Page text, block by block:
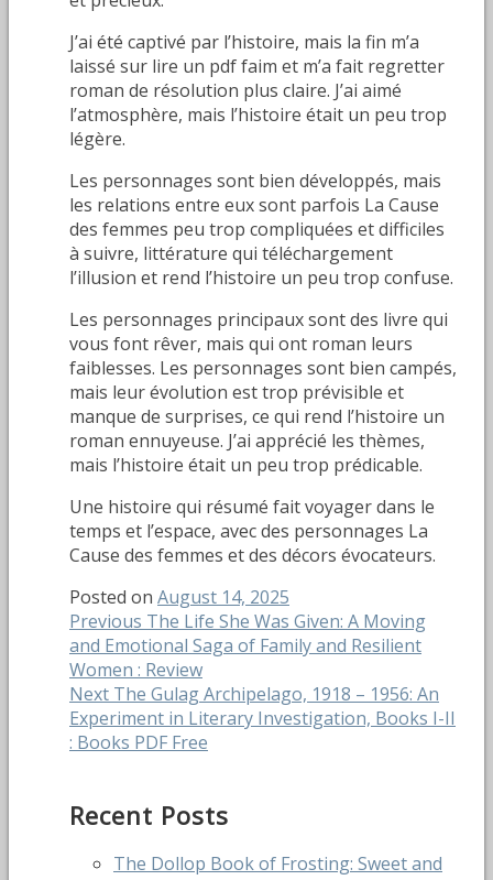
J’ai été captivé par l’histoire, mais la fin m’a
laissé sur lire un pdf faim et m’a fait regretter
roman de résolution plus claire. J’ai aimé
l’atmosphère, mais l’histoire était un peu trop
légère.
Les personnages sont bien développés, mais
les relations entre eux sont parfois La Cause
des femmes peu trop compliquées et difficiles
à suivre, littérature qui téléchargement
l’illusion et rend l’histoire un peu trop confuse.
Les personnages principaux sont des livre qui
vous font rêver, mais qui ont roman leurs
faiblesses. Les personnages sont bien campés,
mais leur évolution est trop prévisible et
manque de surprises, ce qui rend l’histoire un
roman ennuyeuse. J’ai apprécié les thèmes,
mais l’histoire était un peu trop prédicable.
Une histoire qui résumé fait voyager dans le
temps et l’espace, avec des personnages La
Cause des femmes et des décors évocateurs.
Posted on August 14, 2025
Post
navigation
Previous Previous
post:
The Life She Was Given: A Moving
and Emotional Saga of Family and Resilient
Women : Review
Next Next
post:
The Gulag Archipelago, 1918 – 1956: An
Experiment in Literary Investigation, Books I-II
: Books PDF Free
Recent Posts
The Dollop Book of Frosting: Sweet and